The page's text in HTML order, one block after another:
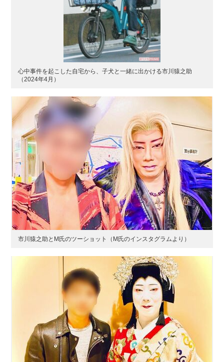
心中事件を起こした自宅から、子犬と一緒に出かける市川猿之助
（2024年4月）
市川猿之助とM氏のツーショット（M氏のインスタグラムより）